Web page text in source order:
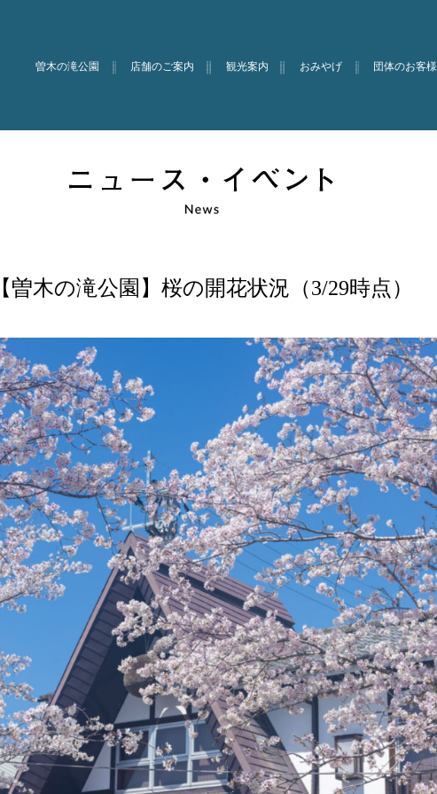
曽木の滝公園 店舗のご案内 観光案内 おみやげ 団体のお客様
【曽木の滝公園】桜の開花状況（3/29時点）